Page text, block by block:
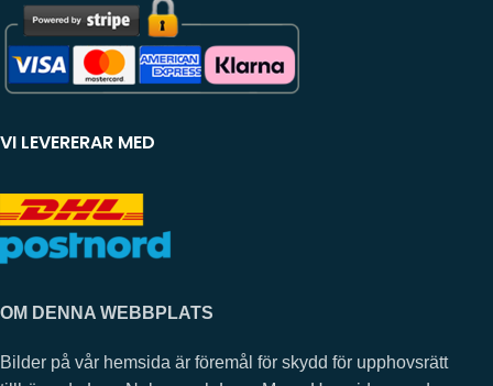
VI LEVERERAR MED
OM DENNA WEBBPLATS
Bilder på vår hemsida är föremål för skydd för upphovsrätt